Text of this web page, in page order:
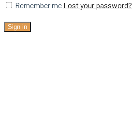
Remember me Lost your password?
Sign in